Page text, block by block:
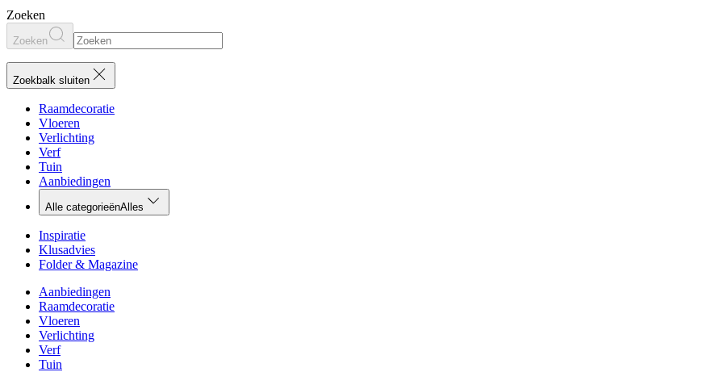
Zoeken
Zoeken
Zoekbalk sluiten
Raamdecoratie
Vloeren
Verlichting
Verf
Tuin
Aanbiedingen
Alle categorieënAlles
Inspiratie
Klusadvies
Folder & Magazine
Aanbiedingen
Raamdecoratie
Vloeren
Verlichting
Verf
Tuin